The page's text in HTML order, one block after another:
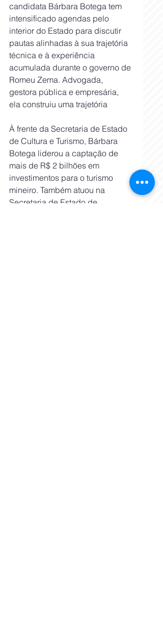
candidata Bárbara Botega tem
intensificado agendas pelo
interior do Estado para discutir
pautas alinhadas à sua trajetória
técnica e à experiência
acumulada durante o governo de
Romeu Zema. Advogada,
gestora pública e empresária,
ela construiu uma trajetória
À frente da Secretaria de Estado
de Cultura e Turismo, Bárbara
Botega liderou a captação de
mais de R$ 2 bilhões em
investimentos para o turismo
mineiro. Também atuou na
Secretaria de Estado de